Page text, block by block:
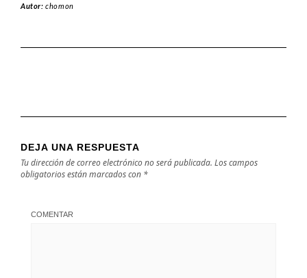
Autor:chomon
DEJA UNA RESPUESTA
Tu dirección de correo electrónico no será publicada. Los campos
obligatorios están marcados con *
COMENTAR